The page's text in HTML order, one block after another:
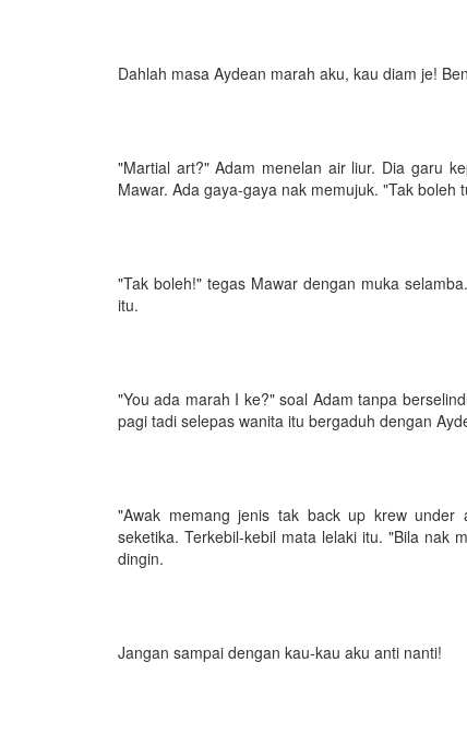
Dahlah masa Aydean marah aku, kau diam je!
"Martial art?" Adam menelan air liur. Dia garu
Mawar. Ada gaya-gaya nak memujuk. "Tak
"Tak boleh!" tegas Mawar dengan muka
itu.
"You ada marah I ke?" soal Adam tanpa
pagi tadi selepas wanita itu bergaduh dengan
"Awak memang jenis tak back up krew under
seketika. Terkebil-kebil mata lelaki itu. "Bila nak
dingin.
Jangan sampai dengan kau-kau aku anti nanti!